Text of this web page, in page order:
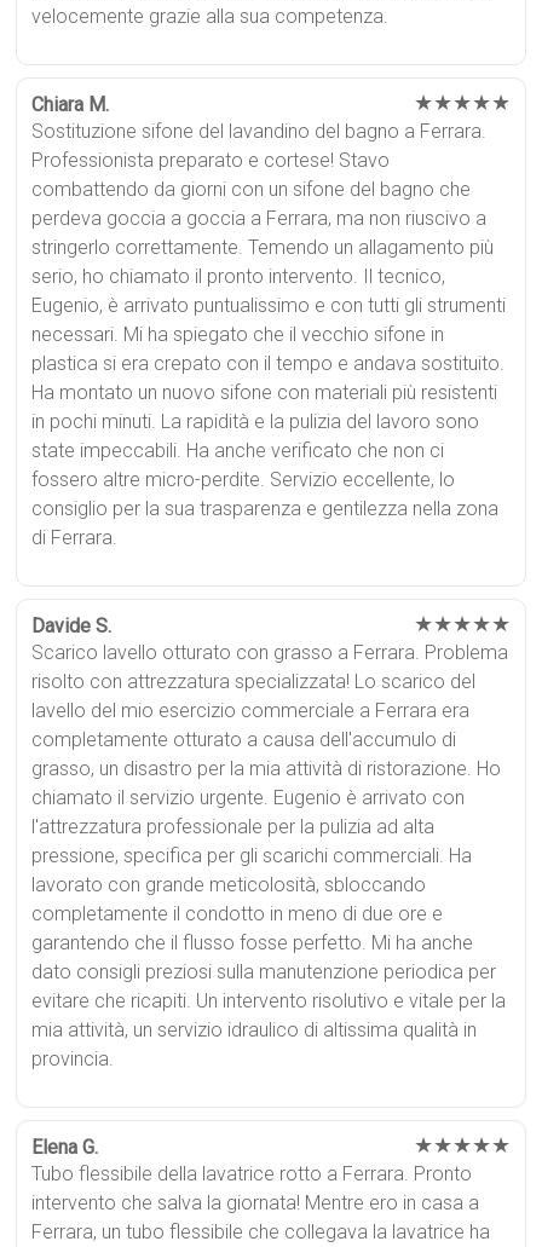
velocemente grazie alla sua competenza.
Chiara M. ★★★★★
Sostituzione sifone del lavandino del bagno a Ferrara.
Professionista preparato e cortese! Stavo
combattendo da giorni con un sifone del bagno che
perdeva goccia a goccia a Ferrara, ma non riuscivo a
stringerlo correttamente. Temendo un allagamento più
serio, ho chiamato il pronto intervento. Il tecnico,
Eugenio, è arrivato puntualissimo e con tutti gli strumenti
necessari. Mi ha spiegato che il vecchio sifone in
plastica si era crepato con il tempo e andava sostituito.
Ha montato un nuovo sifone con materiali più resistenti
in pochi minuti. La rapidità e la pulizia del lavoro sono
state impeccabili. Ha anche verificato che non ci
fossero altre micro-perdite. Servizio eccellente, lo
consiglio per la sua trasparenza e gentilezza nella zona
di Ferrara.
Davide S. ★★★★★
Scarico lavello otturato con grasso a Ferrara. Problema
risolto con attrezzatura specializzata! Lo scarico del
lavello del mio esercizio commerciale a Ferrara era
completamente otturato a causa dell'accumulo di
grasso, un disastro per la mia attività di ristorazione. Ho
chiamato il servizio urgente. Eugenio è arrivato con
l'attrezzatura professionale per la pulizia ad alta
pressione, specifica per gli scarichi commerciali. Ha
lavorato con grande meticolosità, sbloccando
completamente il condotto in meno di due ore e
garantendo che il flusso fosse perfetto. Mi ha anche
dato consigli preziosi sulla manutenzione periodica per
evitare che ricapiti. Un intervento risolutivo e vitale per la
mia attività, un servizio idraulico di altissima qualità in
provincia.
Elena G. ★★★★★
Tubo flessibile della lavatrice rotto a Ferrara. Pronto
intervento che salva la giornata! Mentre ero in casa a
Ferrara, un tubo flessibile che collegava la lavatrice ha